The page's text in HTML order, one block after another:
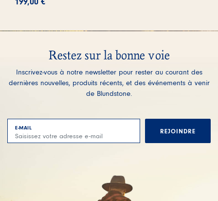
Restez sur la bonne voie
Inscrivez-vous à notre newsletter pour rester au courant des
dernières nouvelles, produits récents, et des événements à venir
de Blundstone.
E-MAIL REJOINDRE